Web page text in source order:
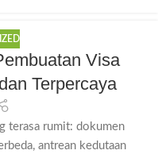
Visa
Terpercaya
terasa rumit: dokumen
antrean kedutaan